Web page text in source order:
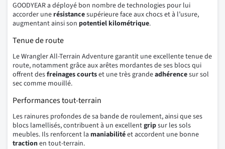
GOODYEAR a déployé bon nombre de technologies pour lui
accorder une résistancesupérieure face aux chocs et à l’usure,
augmentant ainsi son potentiel kilométrique.
Tenue de route
Le Wrangler All-Terrain Adventure garantit une excellente tenue de
route, notamment grâce aux arêtes mordantes de ses blocs qui
offrent desfreinages courtset une très grandeadhérencesur sol
sec comme mouillé.
Performances tout-terrain
Les rainures profondes de sa bande de roulement, ainsi que ses
blocs lamellisés, contribuent à un excellentgripsur les sols
meubles. Ils renforcent la maniabilitéet accordent une bonne
tractionen tout-terrain.